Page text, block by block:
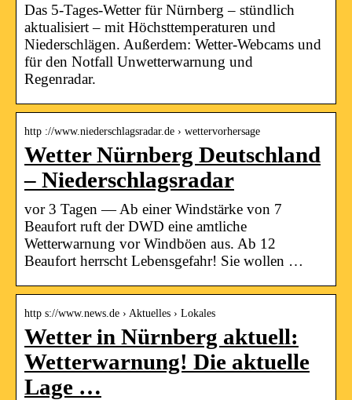
Das 5-Tages-Wetter für Nürnberg – stündlich
aktualisiert – mit Höchsttemperaturen und
Niederschlägen. Außerdem: Wetter-Webcams und
für den Notfall Unwetterwarnung und
Regenradar.
http ://www.niederschlagsradar.de › wettervorhersage
Wetter Nürnberg Deutschland
– Niederschlagsradar
vor 3 Tagen — Ab einer Windstärke von 7
Beaufort ruft der DWD eine amtliche
Wetterwarnung vor Windböen aus. Ab 12
Beaufort herrscht Lebensgefahr! Sie wollen …
http s://www.news.de › Aktuelles › Lokales
Wetter in Nürnberg aktuell:
Wetterwarnung! Die aktuelle
Lage …